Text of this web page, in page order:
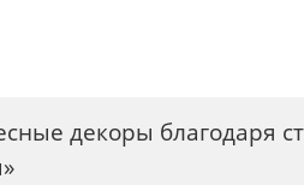
декоры благодаря